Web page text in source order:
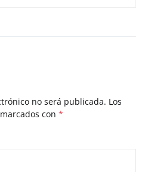
no será publicada. Los
con *